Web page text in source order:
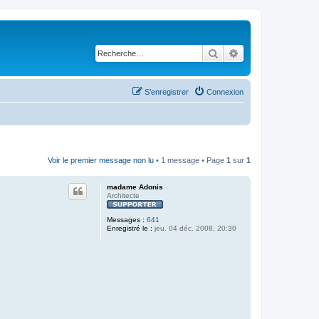
Rechercher
Connexion
S’enregistrer
Voir le premier message non lu • 1 message • Page 1 sur 1
madame Adonis
Architecte
Messages : 641
Enregistré le : jeu. 04 déc. 2008, 20:30